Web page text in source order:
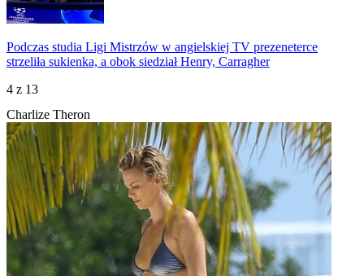
Podczas studia Ligi Mistrzów w angielskiej TV prezeneterce
strzeliła sukienka, a obok siedział Henry, Carragher
4 z 13
Charlize Theron